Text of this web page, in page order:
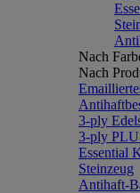
Nach
Nach
3-ply
3-ply
Essential
Steinzeug
Antihaft-